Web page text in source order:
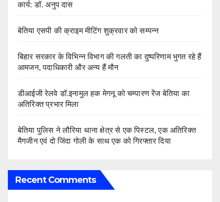
कार्य: डॉ. अनुप दास
बेतिया एसपी की क्राइम मीटिंग शुक्रवार को सम्पन्न
बिहार सरकार के विभिन्न विभाग की गलती का दुष्परिणाम भुगत रहे हैं
आमजन, पदाधिकारी और अन्य हैं मौन
डीआईजी रेलवे डॉ.इनामुल हक मेगनू को चम्पारण रेंज बेतिया का
अतिरिक्त प्रभार मिला
बेतिया पुलिस ने लौरिया थाना क्षेत्र से एक पिस्टल, एक अतिरिक्त
मैगजीन एवं दो जिंदा गोली के साथ एक को गिरफ्तार दिया
Recent Comments